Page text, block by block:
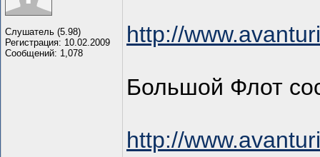
Слушатель (5.98)
Регистрация: 10.02.2009
Сообщений: 1,078
http://
Большой Флот
http://